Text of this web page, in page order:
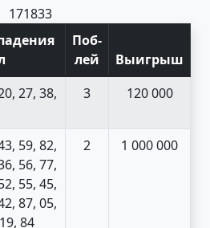
171833
Поб-
лей
Выигрыш
27, 38,
3 120 000
59, 82,
56, 77,
55, 45,
87, 05,
84
2 1 000 000